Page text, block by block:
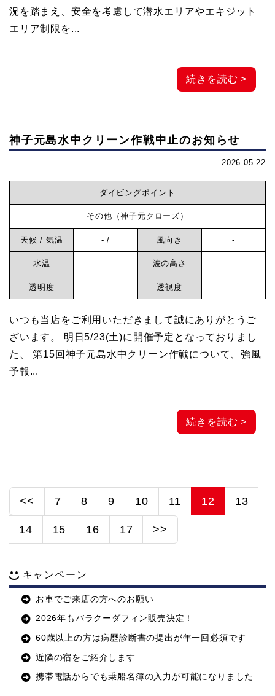
況を踏まえ、安全を考慮して潜水エリアやエキジット
エリア制限を...
続きを読む >
神子元島水中クリーン作戦中止のお知らせ
2026.05.22
ダイビングポイント
その他（神子元クローズ）
天候 / 気温 - / 風向き -
水温 波の高さ
透明度 透視度
いつも当店をご利用いただきまして誠にありがとうご
ざいます。 明日5/23(土)に開催予定となっておりまし
た、 第15回神子元島水中クリーン作戦について、強風
予報...
続きを読む >
<< 7 8 9 10 11 12 13
14 15 16 17 >>
キャンペーン
お車でご来店の方へのお願い
2026年もバラクーダフィン販売決定！
60歳以上の方は病歴診断書の提出が年一回必須です
近隣の宿をご紹介します
携帯電話からでも乗船名簿の入力が可能になりました